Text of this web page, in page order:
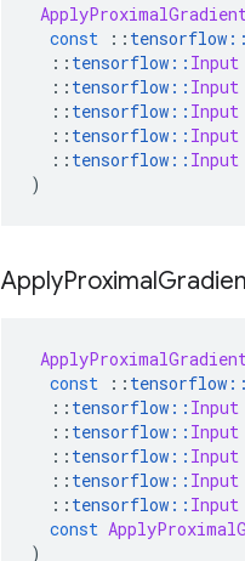
const
:: tensorflow ::
:: tensorflow :: Input
:: tensorflow :: Input
:: tensorflow :: Input
:: tensorflow :: Input
:: tensorflow :: Input
)
ApplyProximal
const
:: tensorflow ::
:: tensorflow :: Input
:: tensorflow :: Input
:: tensorflow :: Input
:: tensorflow :: Input
:: tensorflow :: Input
const
)